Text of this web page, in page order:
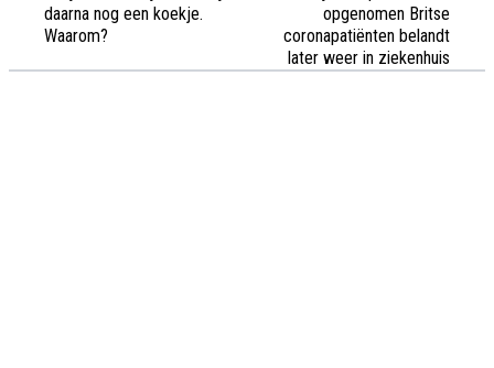
daarna nog een koekje.
Waarom?
opgenomen Britse
coronapatiënten belandt
later weer in ziekenhuis